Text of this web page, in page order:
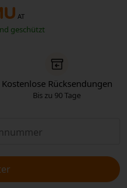
AT
geschützt
Kostenlose Rücksendungen
Bis zu 90 Tage